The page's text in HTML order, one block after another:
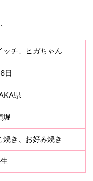
ッチ、ヒガちゃん
日
県
堀
焼き、お好み焼き